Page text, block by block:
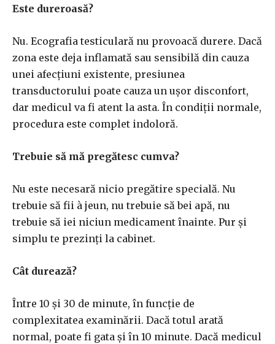
Este dureroasă?
Nu. Ecografia testiculară nu provoacă durere. Dacă
zona este deja inflamată sau sensibilă din cauza
unei afecțiuni existente, presiunea
transductorului poate cauza un ușor disconfort,
dar medicul va fi atent la asta. În condiții normale,
procedura este complet indoloră.
Trebuie să mă pregătesc cumva?
Nu este necesară nicio pregătire specială. Nu
trebuie să fii à jeun, nu trebuie să bei apă, nu
trebuie să iei niciun medicament înainte. Pur și
simplu te prezinți la cabinet.
Cât durează?
Între 10 și 30 de minute, în funcție de
complexitatea examinării. Dacă totul arată
normal, poate fi gata și în 10 minute. Dacă medicul